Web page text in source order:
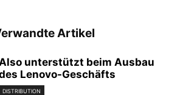
Artikel
unterstützt beim Ausbau
Lenovo-Geschäfts
DISTRIBUTION